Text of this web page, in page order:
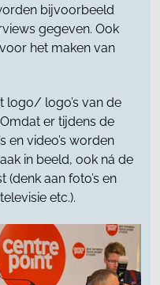
bijvoorbeeld
gegeven. Ook
het maken van
logo/ logo’s van de
er tijdens de
en video’s worden
in beeld, ook ná de
aan foto’s en
etc.).